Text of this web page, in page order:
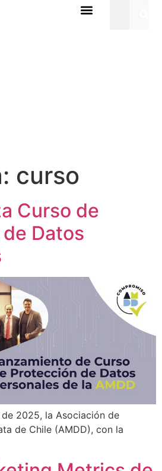
curso
Curso de
Datos
2025, la Asociación de
de Chile (AMDD), con la